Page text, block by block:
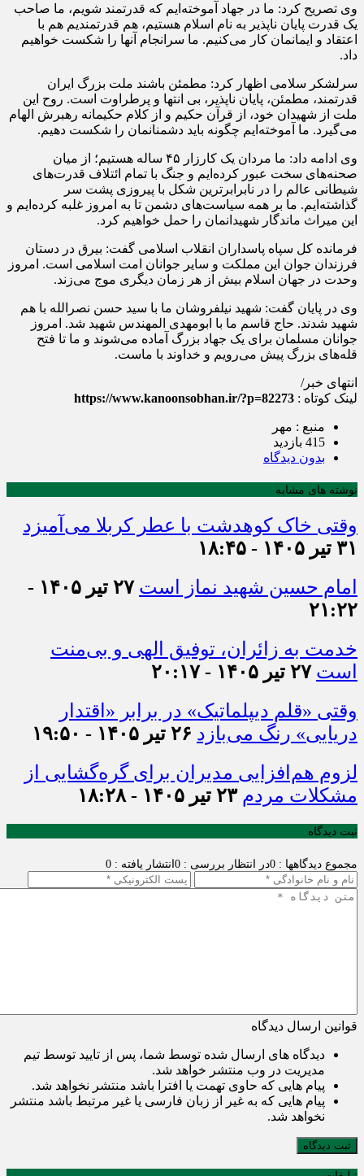
وی تصریح کرد: ما در جهاد آموخته‌ایم که قدرتمند شویم، ما صاحب
یک قدرت پایان ناپذیر به نام اسلام هستیم، هم قدرتمندیم هم با
اعتقاد و ایمانمان کار می‌کنیم. ما سرانجام آنها را شکست خواهیم
داد.
سرلشکر سلامی اظهار کرد: مطمئن باشند ملت بزرگ ایران
قدرتمند، مطمئن، پایان ناپذیر، بی انتها و پرطراوت است. روح این
ملت از شهیدان خود، از قرآن حکیم و از کلام حکیمانه رهبرش الهام
می‌گیرد. ما آموخته‌ایم چگونه باید دشمنانمان را شکست دهیم.
وی ادامه داد: ما مردان یک کارزار ۴۵ ساله هستیم؛ از میان
صحنه‌های سخت عبور کرده‌ایم و جنگ با تمام ائتلاف قدرت‌های
شیطانی عالم را در نابرابرترین شکل با پیروزی پشت سر
گذاشته‌ایم. ما بر همه سیاست‌های دشمن تا به امروز غلبه کرده‌ایم و
این میراث ماندگار شهیدانمان را حمل خواهیم کرد.
فرمانده کل سپاه پاسداران انقلاب اسلامی گفت: بیرق در دستان
فرزندان جوان این مملکت و سایر جوانان امت اسلامی است. امروز
وحدت در جهان اسلام بیش از هر زمان دیگری موج می‌زند.
وی در پایان گفت: شهید نیلفروشان ما با سید حسن نصرالله با هم
شهید شدند. حاج قاسم ما با ابومهدی المهندس شهید شد. امروز
جوانان مسلمان برای یک جهاد بزرگ آماده می‌شوند و ما تا فتح
قله‌های بزرگ پیش می‌رویم و خداوند با ماست.
انتهای خبر/
لینک کوتاه : https://www.kanoonsobhan.ir/?p=82273
منبع : مهر
415 بازدید
بدون دیدگاه
نوشته های مشابه
وقتی خاک کوهدشت با عطر کربلا می‌آمیزد
۳۱ تیر ۱۴۰۵ - ۱۸:۴۵
امام حسین شهید نماز است
۲۷ تیر ۱۴۰۵ -
۲۱:۲۲
خدمت به زائران، توفیق الهی و بی‌منت
است ۲۷ تیر ۱۴۰۵ - ۲۰:۱۷
وقتی «قلم دیپلماتیک» در برابر «اقتدار
دریایی» رنگ می‌بازد ۲۶ تیر ۱۴۰۵ - ۱۹:۵۰
لزوم هم‌افزایی مدیران برای گره‌گشایی از
مشکلات مردم ۲۳ تیر ۱۴۰۵ - ۱۸:۲۸
ثبت دیدگاه
مجموع دیدگاهها : 0 در انتظار بررسی : 0 انتشار یافته : 0
قوانین ارسال دیدگاه
دیدگاه های ارسال شده توسط شما، پس از تایید توسط تیم
مدیریت در وب منتشر خواهد شد.
پیام هایی که حاوی تهمت یا افترا باشد منتشر نخواهد شد.
پیام هایی که به غیر از زبان فارسی یا غیر مرتبط باشد منتشر
نخواهد شد.
ثبت دیدگاه